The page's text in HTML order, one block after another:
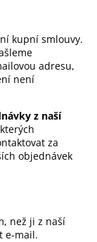
kupní smlouvy.
adresu,
není
z naší
za
objednávek
než ji z naší
e-mail.